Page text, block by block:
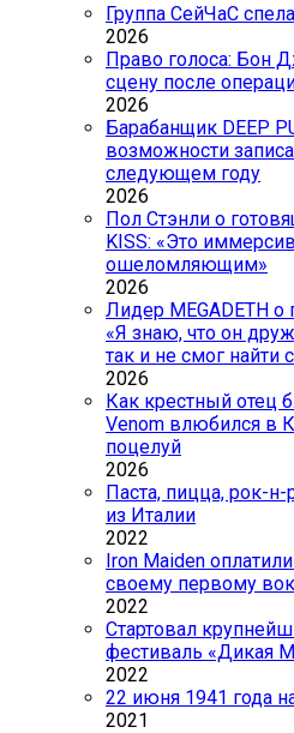
Группа СейЧаС
2026
Право голоса: Бон
сцену после
2026
Барабанщик DEEP
возможности
следующем году
2026
Пол Стэнли о
KISS: «Это
ошеломляющим»
2026
Лидер MEGADETH о
«Я знаю, что он
так и не смог
2026
Как крестный отец
Venom влюбился в
поцелуй
2026
Паста, пицца, рок-
из Италии
2022
Iron Maiden
своему первому
2022
Стартовал
фестиваль «Дикая
2022
22 июня 1941 года
2021